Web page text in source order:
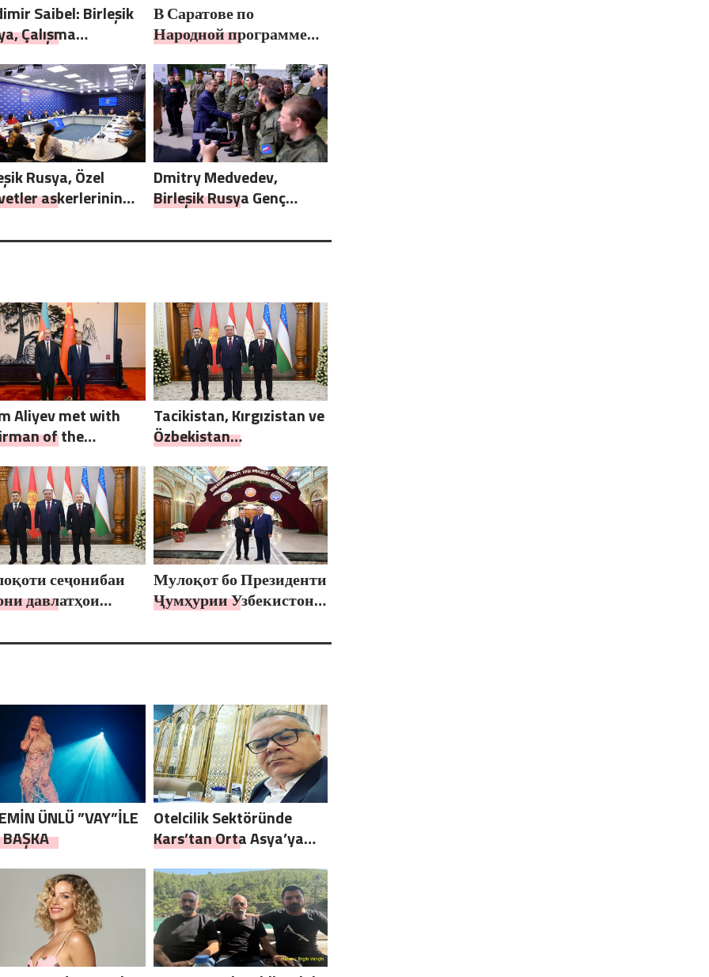
Saibel: Birleşik
Çalışma
sosyal
edinme
basitleştirme
destekliyor
В Саратове по
Народной программе
открылся адаптивный
спортзал «Новая
высота»
Rusya, Özel
askerlerinin
destek
Dmitry Medvedev,
Birleşik Rusya Genç
Bölüğü’nden gönüllüleri
Aliyev met with
of the
People’s
of China
Tacikistan, Kırgızistan ve
Özbekistan
Toplantısı
сеҷонибаи
давлатҳои
ва
Мулоқот бо Президенти
Ҷумҳурии Узбекистон
ÜNLÜ ”VAY”İLE
Otelcilik Sektöründe
Kars’tan Orta Asya’ya
Kariyer: Metin Aydın